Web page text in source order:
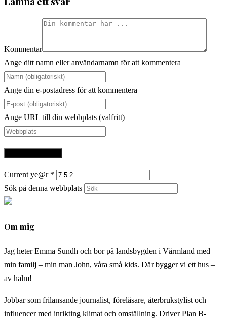
Kommentar
Ange ditt namn eller användarnamn för att kommentera
Ange din e-postadress för att kommentera
Ange URL till din webbplats (valfritt)
Current ye@r *
Sök på denna webbplats
Om mig
Jag heter Emma Sundh och bor på landsbygden i Värmland med
min familj – min man John, våra små kids. Där bygger vi ett hus –
av halm!
Jobbar som frilansande journalist, föreläsare, återbrukstylist och
influencer med inrikting klimat och omställning. Driver Plan B-